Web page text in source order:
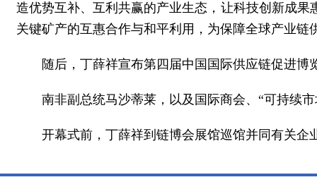
造优势互补、互利共赢的产业生态，让科技创新成
关键矿产的互惠合作与和平利用，为保障全球产业链
随后，丁薛祥宣布第四届中国国际供应链促进博
南非副总统马沙蒂莱，以及国际商会、“可持续
开幕式前，丁薛祥到链博会展馆巡馆并同有关企